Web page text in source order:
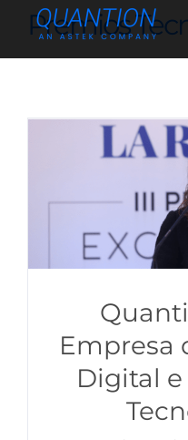
Premios
Empresa
Digital